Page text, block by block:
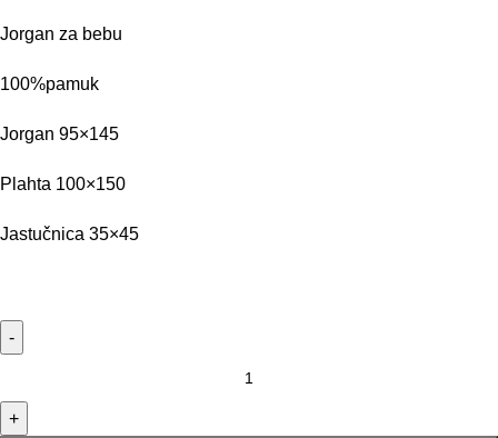
Jorgan za bebu
100%pamuk
Jorgan 95×145
Plahta 100×150
Jastučnica 35×45